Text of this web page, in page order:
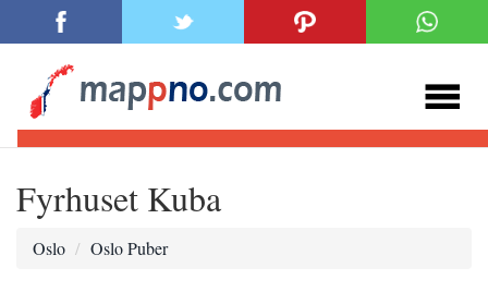
Fyrhuset Kuba
Oslo Oslo Puber